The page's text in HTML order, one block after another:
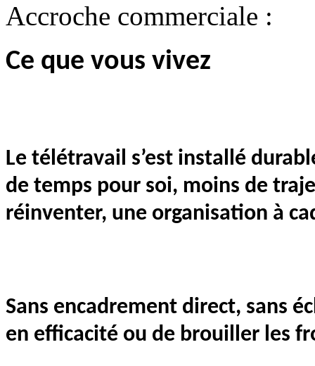
Accroche commerciale :
Ce que vous vivez
Le télétravail s’est installé
de temps pour soi, moins de
réinventer, une organisation à
Sans encadrement direct, sans
en efficacité ou de brouiller les